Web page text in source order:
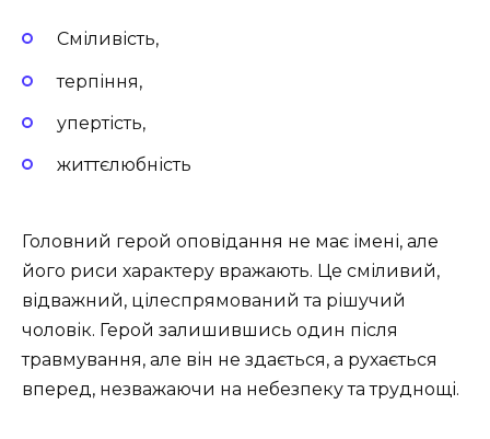
Сміливість,
терпіння,
упертість,
життєлюбність
Головний герой оповідання не має імені, але
його риси характеру вражають. Це сміливий,
відважний, цілеспрямований та рішучий
чоловік. Герой залишившись один після
травмування, але він не здається, а рухається
вперед, незважаючи на небезпеку та труднощі.